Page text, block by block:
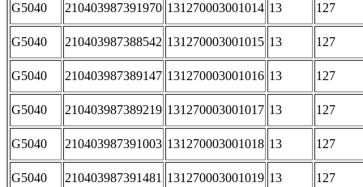
G5040 210403987391970 131270003001014 13 127
G5040 210403987388542 131270003001015 13 127
G5040 210403987389147 131270003001016 13 127
G5040 210403987389219 131270003001017 13 127
G5040 210403987391003 131270003001018 13 127
G5040 210403987391481 131270003001019 13 127